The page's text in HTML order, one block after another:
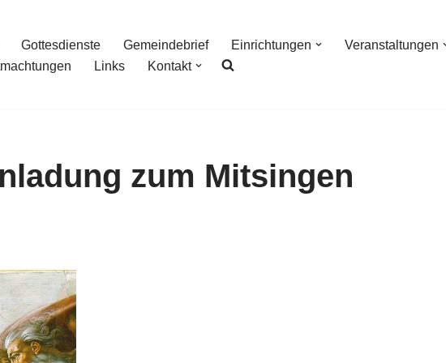
Gottesdienste Gemeindebrief Einrichtungen
Veranstaltungen
Links Kontakt
zum Mitsingen